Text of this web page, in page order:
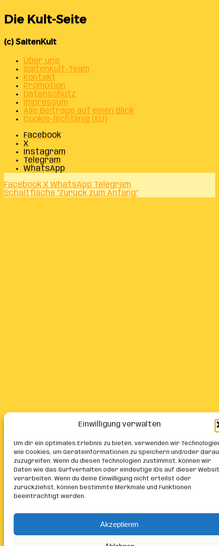
Einwilligung verwalten
Um dir ein optimales Erlebnis zu bieten, verwenden wir
wie Cookies, um Geräteinformationen zu speichern und/oder
zuzugreifen. Wenn du diesen Technologien zustimmst, können wir
Daten wie das Surfverhalten oder eindeutige IDs auf dieser
verarbeiten. Wenn du deine Einwilligung nicht erteilst oder
zurückziehst, können bestimmte Merkmale und Funktionen
beeinträchtigt werden.
Akzeptieren
Die Kult-Seite
(c) SaitenKult
Über uns
SaitenKult-Team
Kontakt
Promotion
Datenschutz
Impressum
Alle Beiträge auf einen Blick
Cookie-Richtlinie (EU)
Facebook
X
Instagram
Telegram
WhatsApp
Facebook X WhatsApp Telegram
Schaltfläche "Zurück zum Anfang"